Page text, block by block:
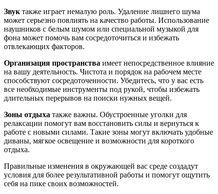
Звук также играет немалую роль. Удаление лишнего шума
может серьезно повлиять на качество работы. Использование
наушников с белым шумом или специальной музыкой для
фона может помочь вам сосредоточиться и избежать
отвлекающих факторов.
Организация пространства имеет непосредственное влияние
на вашу деятельность. Чистота и порядок на рабочем месте
способствуют сосредоточенности. Убедитесь, что у вас есть
все необходимые инструменты под рукой, чтобы избежать
длительных перерывов на поиски нужных вещей.
Зоны отдыха также важны. Обустроенные уголки для
релаксации помогут вам восстановить силы и вернуться к
работе с новыми силами. Такие зоны могут включать удобные
диваны, мягкое освещение и возможности для короткого
отдыха.
Правильные изменения в окружающей вас среде создадут
условия для более результативной работы и помогут ощутить
себя на пике своих возможностей.